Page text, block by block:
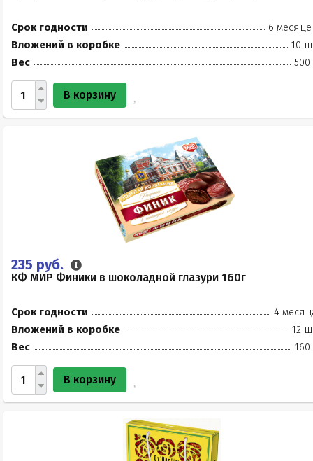
Срок годности
6
Вложений в коробке
10
Вес
500
В корзину
235 руб.
КФ МИР Финики в шоколадной глазури 160г
Срок годности
4
Вложений в коробке
12
Вес
160
В корзину